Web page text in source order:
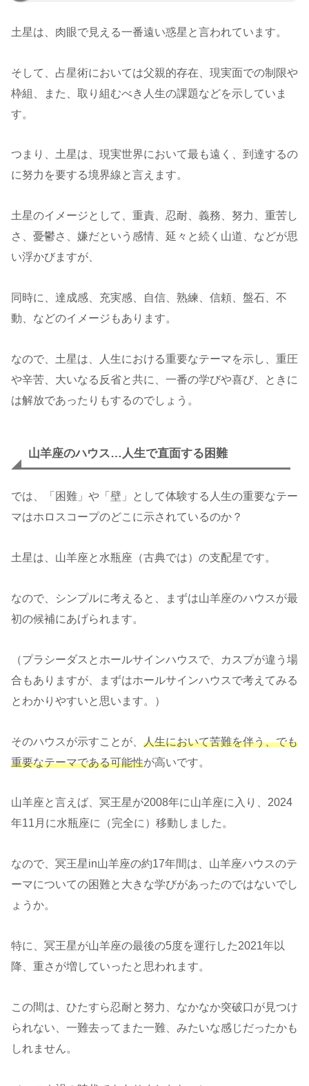
土星は、肉眼で見える一番遠い惑星と言われています。
そして、占星術においては父親的存在、現実面での制限や
枠組、また、取り組むべき人生の課題などを示していま
す。
つまり、土星は、現実世界において最も遠く、到達するの
に努力を要する境界線と言えます。
土星のイメージとして、重責、忍耐、義務、努力、重苦し
さ、憂鬱さ、嫌だという感情、延々と続く山道、などが思
い浮かびますが、
同時に、達成感、充実感、自信、熟練、信頼、盤石、不
動、などのイメージもあります。
なので、土星は、人生における重要なテーマを示し、重圧
や辛苦、大いなる反省と共に、一番の学びや喜び、ときに
は解放であったりもするのでしょう。
山羊座のハウス…人生で直面する困難
では、「困難」や「壁」として体験する人生の重要なテー
マはホロスコープのどこに示されているのか？
土星は、山羊座と水瓶座（古典では）の支配星です。
なので、シンプルに考えると、まずは山羊座のハウスが最
初の候補にあげられます。
（プラシーダスとホールサインハウスで、カスプが違う場
合もありますが、まずはホールサインハウスで考えてみる
とわかりやすいと思います。）
そのハウスが示すことが、 人生において苦難を伴う、でも
重要なテーマである可能性が高いです。
山羊座と言えば、冥王星が2008年に山羊座に入り、2024
年11月に水瓶座に（完全に）移動しました。
なので、冥王星in山羊座の約17年間は、山羊座ハウスのテ
ーマについての困難と大きな学びがあったのではないでし
ょうか。
特に、冥王星が山羊座の最後の5度を運行した2021年以
降、重さが増していったと思われます。
この間は、ひたすら忍耐と努力、なかなか突破口が見つけ
られない、一難去ってまた一難、みたいな感じだったかも
しれません。